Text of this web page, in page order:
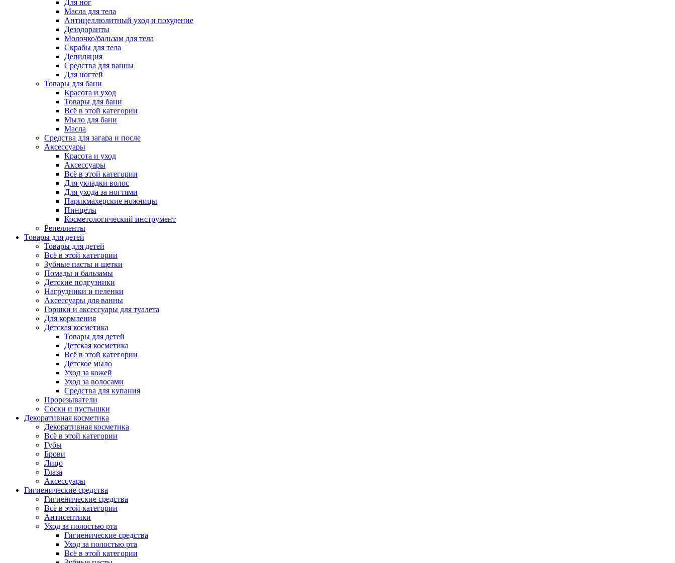
Для ног
Масла для тела
Антицеллюлитный уход и похудение
Дезодоранты
Молочко/бальзам для тела
Скрабы для тела
Депиляция
Средства для ванны
Для ногтей
Товары для бани
Красота и уход
Товары для бани
Всё в этой категории
Мыло для бани
Масла
Средства для загара и после
Аксессуары
Красота и уход
Аксессуары
Всё в этой категории
Для укладки волос
Для ухода за ногтями
Парикмахерские ножницы
Пинцеты
Косметологический инструмент
Репелленты
Товары для детей
Товары для детей
Всё в этой категории
Зубные пасты и щетки
Помады и бальзамы
Детские подгузники
Нагрудники и пеленки
Аксессуары для ванны
Горшки и аксессуары для туалета
Для кормления
Детская косметика
Товары для детей
Детская косметика
Всё в этой категории
Детское мыло
Уход за кожей
Уход за волосами
Средства для купания
Прорезыватели
Соски и пустышки
Декоративная косметика
Декоративная косметика
Всё в этой категории
Губы
Брови
Лицо
Глаза
Аксессуары
Гигиенические средства
Гигиенические средства
Всё в этой категории
Антисептики
Уход за полостью рта
Гигиенические средства
Уход за полостью рта
Всё в этой категории